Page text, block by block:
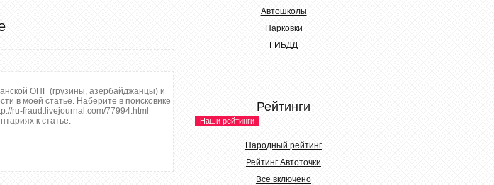
новых
с пробегом.
ОПГ (грузины, азербайджанцы) и
в моей статье. Наберите в поисковике
ru-fraud.livejournal.com/77994.html
к статье.
Автошколы
Парковки
ГИБДД
Рейтинги
Наши рейтинги
Народный рейтинг
Рейтинг Автоточки
Все включено